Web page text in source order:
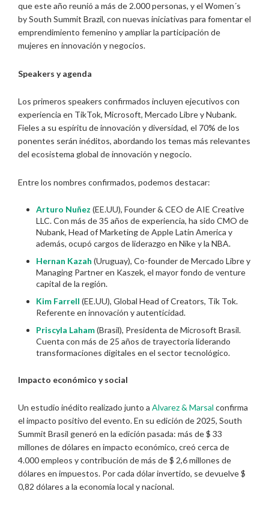
que este año reunió a más de 2.000 personas, y el Women´s
by South Summit Brazil, con nuevas iniciativas para fomentar el
emprendimiento femenino y ampliar la participación de
mujeres en innovación y negocios.
Speakers y agenda
Los primeros speakers confirmados incluyen ejecutivos con
experiencia en TikTok, Microsoft, Mercado Libre y Nubank.
Fieles a su espíritu de innovación y diversidad, el 70% de los
ponentes serán inéditos, abordando los temas más relevantes
del ecosistema global de innovación y negocio.
Entre los nombres confirmados, podemos destacar:
Arturo Nuñez (EE.UU), Founder & CEO de AIE Creative
LLC. Con más de 35 años de experiencia, ha sido CMO de
Nubank, Head of Marketing de Apple Latin America y
además, ocupó cargos de liderazgo en Nike y la NBA.
Hernan Kazah (Uruguay), Co-founder de Mercado Libre y
Managing Partner en Kaszek, el mayor fondo de venture
capital de la región.
Kim Farrell (EE.UU), Global Head of Creators, Tik Tok.
Referente en innovación y autenticidad.
Priscyla Laham(Brasil), Presidenta de Microsoft Brasil.
Cuenta con más de 25 años de trayectoria liderando
transformaciones digitales en el sector tecnológico.
Impacto económico y social
Un estudio inédito realizado junto a Alvarez & Marsal confirma
el impacto positivo del evento. En su edición de 2025, South
Summit Brasil generó en la edición pasada: más de $ 33
millones de dólares en impacto económico, creó cerca de
4.000 empleos y contribución de más de $ 2,6 millones de
dólares en impuestos. Por cada dólar invertido, se devuelve $
0,82 dólares a la economía local y nacional.